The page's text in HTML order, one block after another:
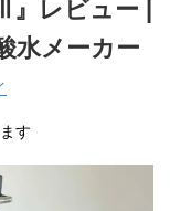
』レビュー |
水メーカー
す